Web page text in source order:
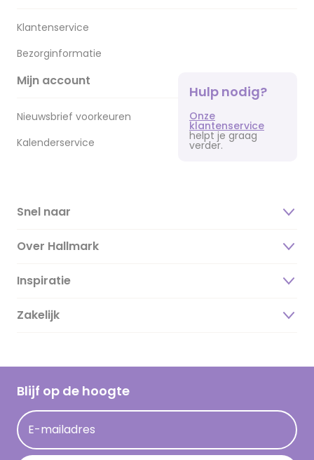
Klantenservice
Bezorginformatie
Mijn account
Nieuwsbrief voorkeuren
Kalenderservice
Hulp nodig?
Onze
klantenservice
helpt je graag
verder.
Snel naar
Over Hallmark
Over ons
Duurzaamheid
Hallmark Kaartclub
Acties
Persberichten
Inspiratie
Magazine
Cadeau inspiratie
Kaartinspiratie
Zakelijk
Blijf op de hoogte
E-mailadres